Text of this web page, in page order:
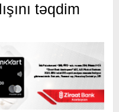
təqdim